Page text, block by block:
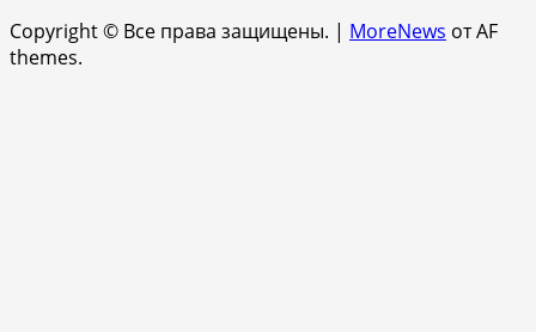
Copyright © Все права защищены. | MoreNews от AF
themes.